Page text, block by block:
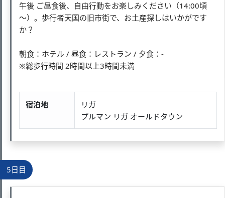
午後 ご昼食後、自由行動をお楽しみください（14:00頃
～）。歩行者天国の旧市街で、お土産探しはいかがです
か？
朝食：ホテル / 昼食：レストラン / 夕食：-
※総歩行時間 2時間以上3時間未満
宿泊地
リガ
プルマン リガ オールドタウン
5日目